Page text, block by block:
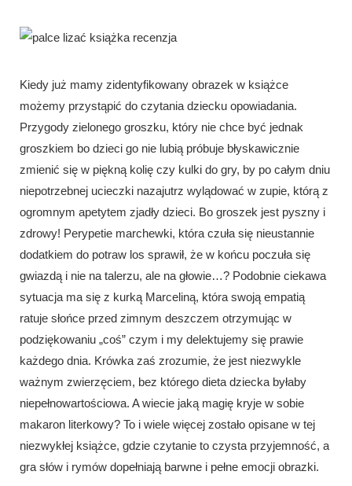
Kiedy już mamy zidentyfikowany obrazek w książce
możemy przystąpić do czytania dziecku opowiadania.
Przygody zielonego groszku, który nie chce być jednak
groszkiem bo dzieci go nie lubią próbuje błyskawicznie
zmienić się w piękną kolię czy kulki do gry, by po całym dniu
niepotrzebnej ucieczki nazajutrz wylądować w zupie, którą z
ogromnym apetytem zjadły dzieci. Bo groszek jest pyszny i
zdrowy! Perypetie marchewki, która czuła się nieustannie
dodatkiem do potraw los sprawił, że w końcu poczuła się
gwiazdą i nie na talerzu, ale na głowie…? Podobnie ciekawa
sytuacja ma się z kurką Marceliną, która swoją empatią
ratuje słońce przed zimnym deszczem otrzymując w
podziękowaniu „coś” czym i my delektujemy się prawie
każdego dnia. Krówka zaś zrozumie, że jest niezwykle
ważnym zwierzęciem, bez którego dieta dziecka byłaby
niepełnowartościowa. A wiecie jaką magię kryje w sobie
makaron literkowy? To i wiele więcej zostało opisane w tej
niezwykłej książce, gdzie czytanie to czysta przyjemność, a
gra słów i rymów dopełniają barwne i pełne emocji obrazki.